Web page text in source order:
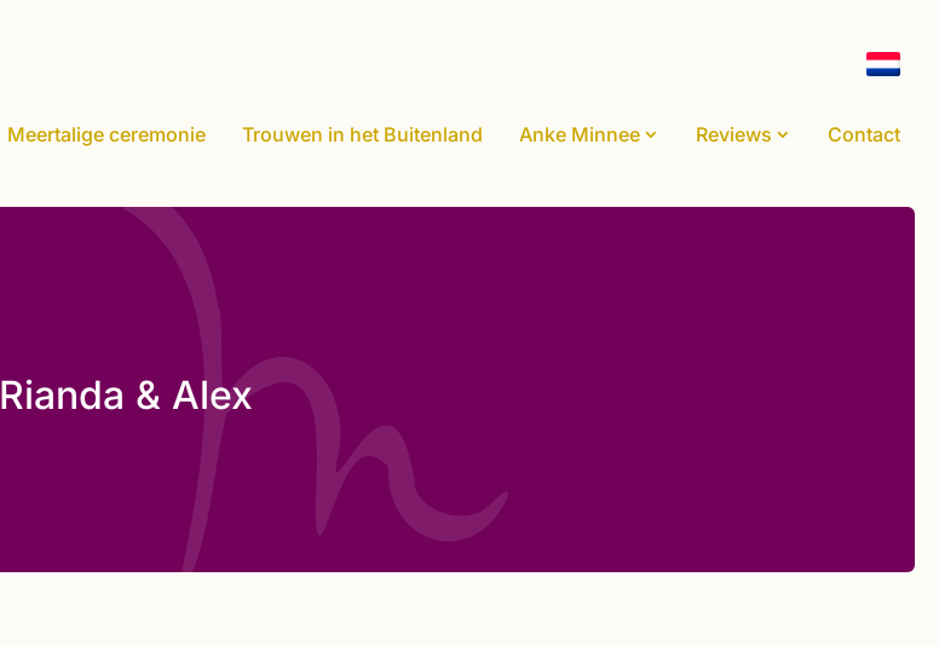
Meertalige ceremonie Trouwen in het Buitenland Anke Minnee Reviews Contact
Rianda & Alex